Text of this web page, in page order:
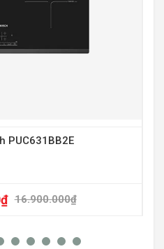
PUC631BB2E
16.900.000₫
₫